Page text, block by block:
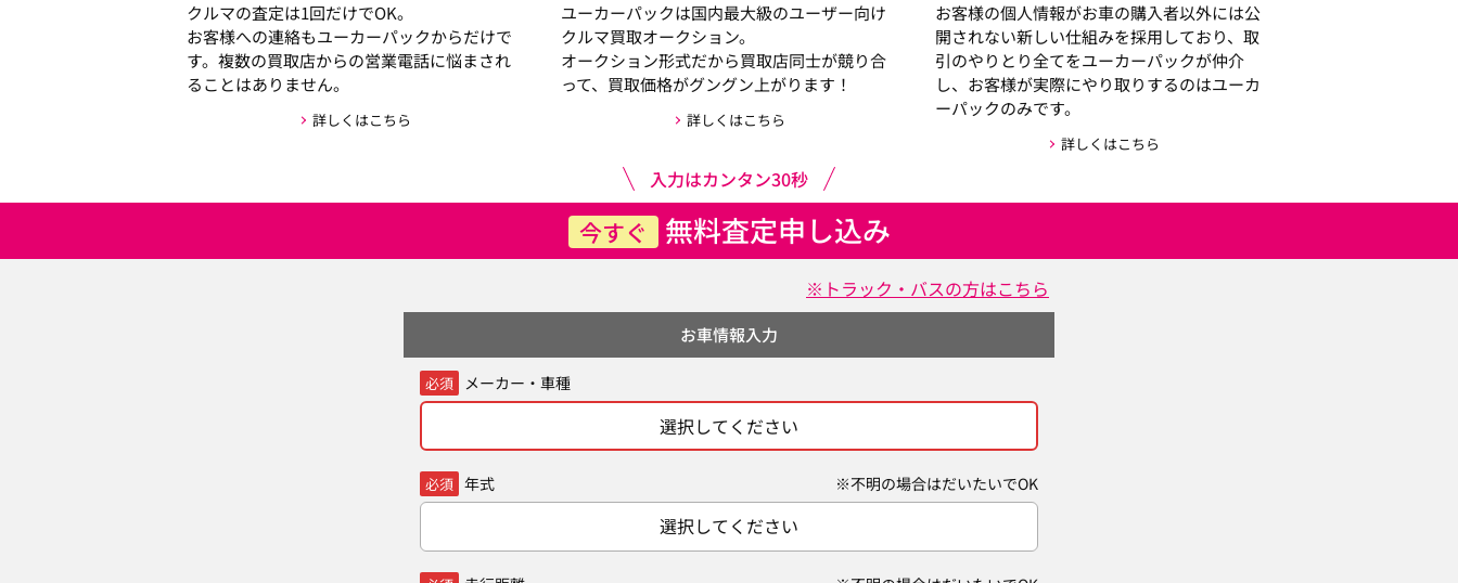
クルマの査定は1回だけでOK。
お客様への連絡もユーカーパックからだけで
す。複数の買取店からの営業電話に悩まされ
ることはありません。
詳しくはこちら
ユーカーパックは国内最大級のユーザー向け
クルマ買取オークション。
オークション形式だから買取店同士が競り合
って、買取価格がグングン上がります！
詳しくはこちら
お客様の個人情報がお車の購入者以外には公
開されない新しい仕組みを採用しており、取
引のやりとり全てをユーカーパックが仲介
し、お客様が実際にやり取りするのはユーカ
ーパックのみです。
詳しくはこちら
入力はカンタン30秒
今すぐ 無料査定申し込み
※トラック・バスの方はこちら
お車情報入力
必須 メーカー・車種
選択してください
必須 年式 ※不明の場合はだいたいでOK
選択してください